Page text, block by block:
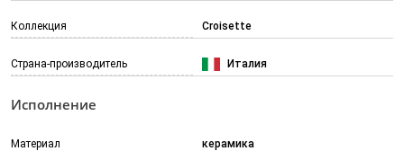
Коллекция Croisette
Страна-производитель Италия
Исполнение
Материал керамика